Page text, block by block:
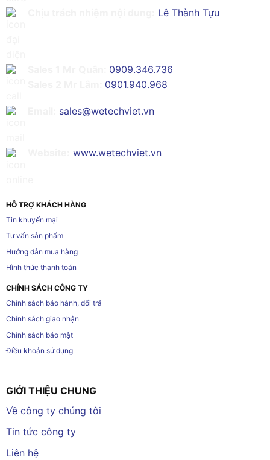
Lê Thành Tựu
0909.346.736
0901.940.968
sales@wetechviet.vn
www.wetechviet.vn
HỖ TRỢ KHÁCH HÀNG
Tin khuyến mại
Tư vấn sản phẩm
Hướng dẫn mua hàng
Hình thức thanh toán
CHÍNH SÁCH CÔNG TY
Chính sách bảo hành, đổi trả
Chính sách giao nhận
Chính sách bảo mật
Điều khoản sử dụng
GIỚI THIỆU CHUNG
Về công ty chúng tôi
Tin tức công ty
Liên hệ